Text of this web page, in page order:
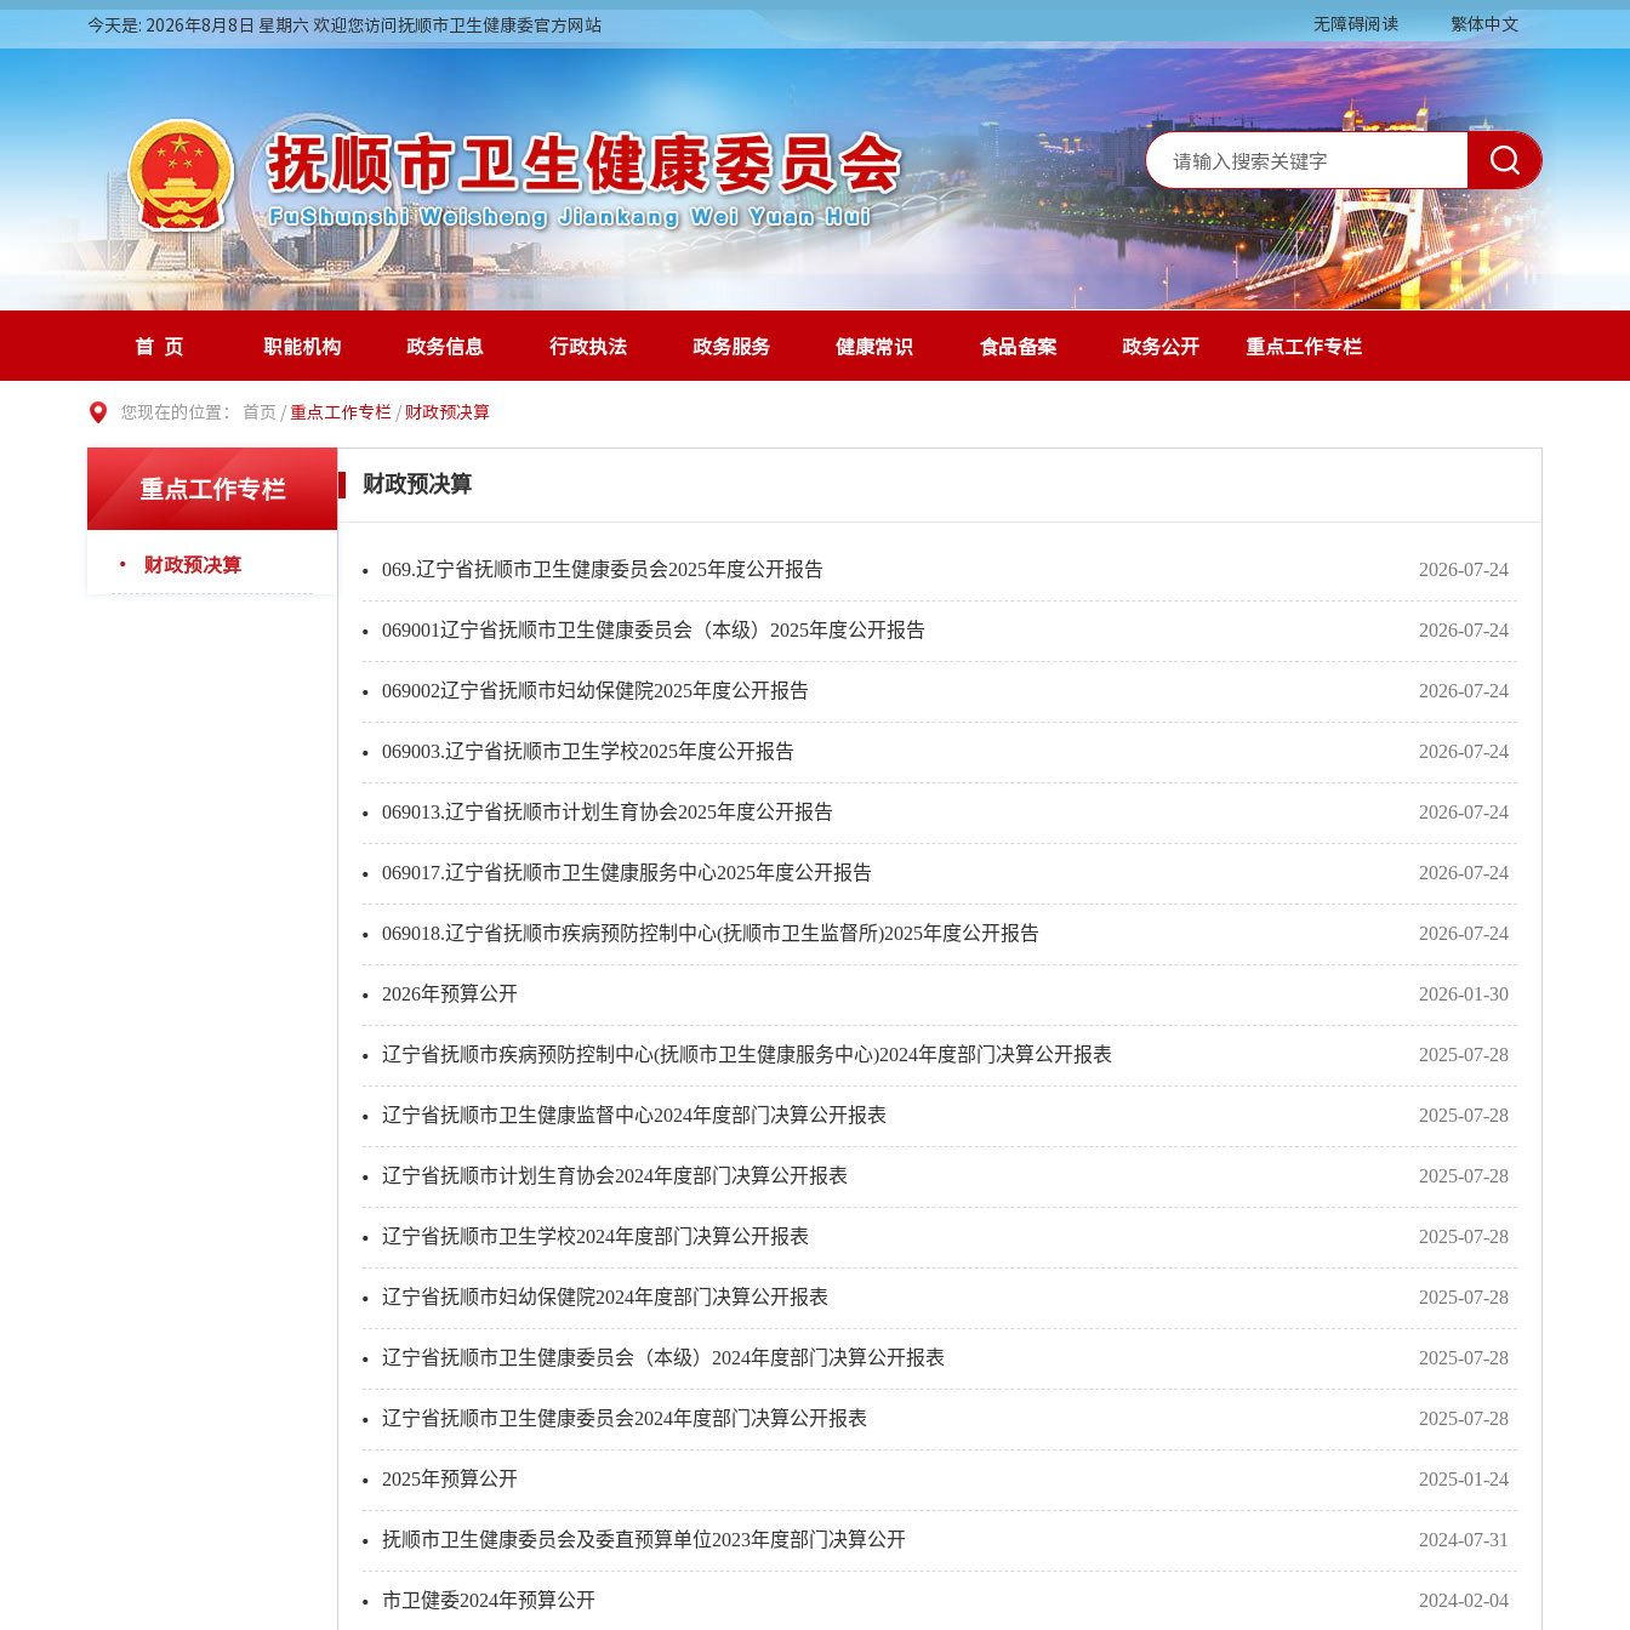
今天是: 2026年8月8日 星期六 欢迎您访问抚顺市卫生健康委官方网站 无障碍阅读 繁体中文
首页 职能机构 政务信息 行政执法 政务服务 健康常识 食品备案 政务公开 重点工作专栏
您现在的位置： 首页 / 重点工作专栏 / 财政预决算
重点工作专栏
财政预决算
财政预决算
069.辽宁省抚顺市卫生健康委员会2025年度公开报告 2026-07-24
069001辽宁省抚顺市卫生健康委员会（本级）2025年度公开报告 2026-07-24
069002辽宁省抚顺市妇幼保健院2025年度公开报告 2026-07-24
069003.辽宁省抚顺市卫生学校2025年度公开报告 2026-07-24
069013.辽宁省抚顺市计划生育协会2025年度公开报告 2026-07-24
069017.辽宁省抚顺市卫生健康服务中心2025年度公开报告 2026-07-24
069018.辽宁省抚顺市疾病预防控制中心(抚顺市卫生监督所)2025年度公开报告 2026-07-24
2026年预算公开 2026-01-30
辽宁省抚顺市疾病预防控制中心(抚顺市卫生健康服务中心)2024年度部门决算公开报表 2025-07-28
辽宁省抚顺市卫生健康监督中心2024年度部门决算公开报表 2025-07-28
辽宁省抚顺市计划生育协会2024年度部门决算公开报表 2025-07-28
辽宁省抚顺市卫生学校2024年度部门决算公开报表 2025-07-28
辽宁省抚顺市妇幼保健院2024年度部门决算公开报表 2025-07-28
辽宁省抚顺市卫生健康委员会（本级）2024年度部门决算公开报表 2025-07-28
辽宁省抚顺市卫生健康委员会2024年度部门决算公开报表 2025-07-28
2025年预算公开 2025-01-24
抚顺市卫生健康委员会及委直预算单位2023年度部门决算公开 2024-07-31
市卫健委2024年预算公开 2024-02-04